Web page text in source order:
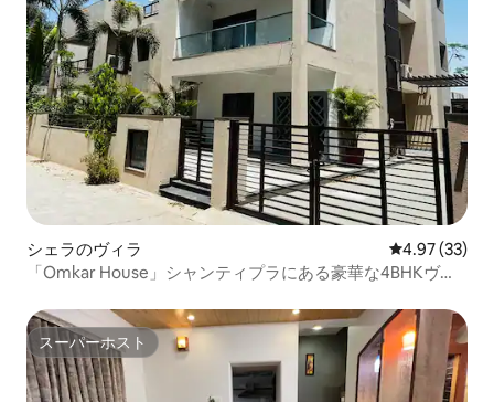
シェラのヴィラ レビュー33
4.97 (33)
「Omkar House」シャンティプラにある豪華な4BHKヴィ
スーパーホスト
スーパーホスト